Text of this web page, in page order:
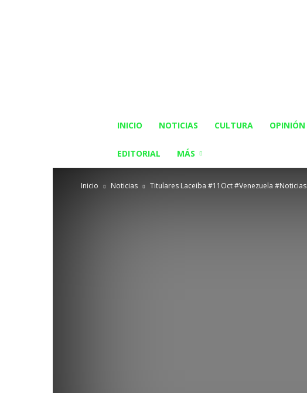
INICIO NOTICIAS CULTURA OPINIÓN
EDITORIAL MÁS
Inicio Noticias Titulares Laceiba #11Oct #Venezuela #Noticias